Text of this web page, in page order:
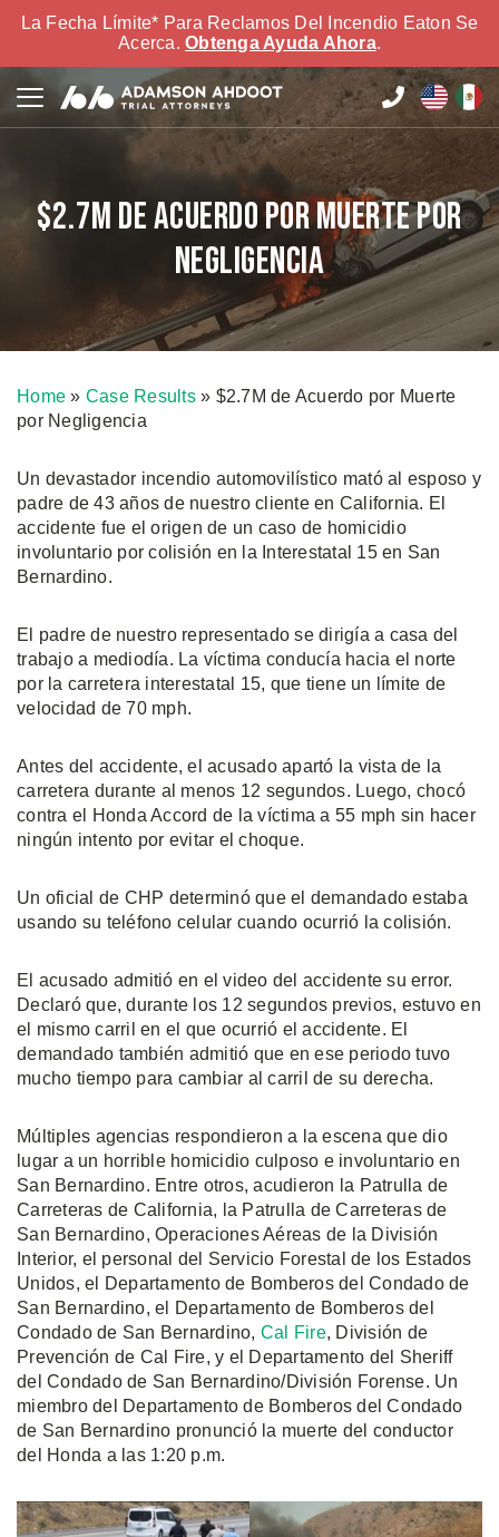
La Fecha Límite* Para Reclamos Del Incendio Eaton Se
Acerca. Obtenga Ayuda Ahora.
$2.7M de Acuerdo por Muerte por
Negligencia
Home » Case Results» $2.7M de Acuerdo por Muerte
por Negligencia
Un devastador incendio automovilístico mató al esposo y
padre de 43 años de nuestro cliente en California. El
accidente fue el origen de un caso de homicidio
involuntario por colisión en la Interestatal 15 en San
Bernardino.
El padre de nuestro representado se dirigía a casa del
trabajo a mediodía. La víctima conducía hacia el norte
por la carretera interestatal 15, que tiene un límite de
velocidad de 70 mph.
Antes del accidente, el acusado apartó la vista de la
carretera durante al menos 12 segundos. Luego, chocó
contra el Honda Accord de la víctima a 55 mph sin hacer
ningún intento por evitar el choque.
Un oficial de CHP determinó que el demandado estaba
usando su teléfono celular cuando ocurrió la colisión.
El acusado admitió en el video del accidente su error.
Declaró que, durante los 12 segundos previos, estuvo en
el mismo carril en el que ocurrió el accidente. El
demandado también admitió que en ese periodo tuvo
mucho tiempo para cambiar al carril de su derecha.
Múltiples agencias respondieron a la escena que dio
lugar a un horrible homicidio culposo e involuntario en
San Bernardino. Entre otros, acudieron la Patrulla de
Carreteras de California, la Patrulla de Carreteras de
San Bernardino, Operaciones Aéreas de la División
Interior, el personal del Servicio Forestal de los Estados
Unidos, el Departamento de Bomberos del Condado de
San Bernardino, el Departamento de Bomberos del
Condado de San Bernardino, Cal Fire, División de
Prevención de Cal Fire, y el Departamento del Sheriff
del Condado de San Bernardino/División Forense. Un
miembro del Departamento de Bomberos del Condado
de San Bernardino pronunció la muerte del conductor
del Honda a las 1:20 p.m.